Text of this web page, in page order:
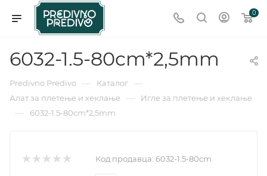
0
6032-1.5-80cm*2,5mm
Predivno Predivo — Каталог —
Алат за плетење и хеклање — Игле за плетење и хеклање
— 6032-1.5-80cm*2,5mm
Код продавца: 6032-1.5-80cm